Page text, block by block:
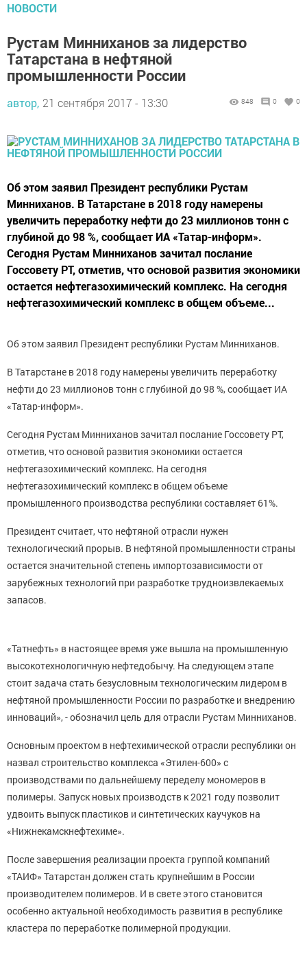
НОВОСТИ
Рустам Минниханов за лидерство
Татарстана в нефтяной
промышленности России
автор, 21 сентября 2017 - 13:30 848 0 0
Об этом заявил Президент республики Рустам
Минниханов. В Татарстане в 2018 году намерены
увеличить переработку нефти до 23 миллионов тонн с
глубиной до 98 %, сообщает ИА «Татар-информ».
Сегодня Рустам Минниханов зачитал послание
Госсовету РТ, отметив, что основой развития экономики
остается нефтегазохимический комплекс. На сегодня
нефтегазохимический комплекс в общем объеме...
Об этом заявил Президент республики Рустам Минниханов.
В Татарстане в 2018 году намерены увеличить переработку
нефти до 23 миллионов тонн с глубиной до 98 %, сообщает ИА
«Татар-информ».
Сегодня Рустам Минниханов зачитал послание Госсовету РТ,
отметив, что основой развития экономики остается
нефтегазохимический комплекс. На сегодня
нефтегазохимический комплекс в общем объеме
промышленного производства республики составляет 61%.
Президент считает, что нефтяной отрасли нужен
технологический прорыв. В нефтяной промышленности страны
остается значительной степень импортозависимости от
зарубежных технологий при разработке трудноизвлекаемых
запасов.
«Татнефть» в настоящее время уже вышла на промышленную
высокотехнологичную нефтедобычу. На следующем этапе
стоит задача стать безусловным технологическим лидером в
нефтяной промышленности России по разработке и внедрению
инноваций», - обозначил цель для отрасли Рустам Минниханов.
Основным проектом в нефтехимической отрасли республики он
назвал строительство комплекса «Этилен-600» с
производствами по дальнейшему переделу мономеров в
полимеры. Запуск новых производств к 2021 году позволит
удвоить выпуск пластиков и синтетических каучуков на
«Нижнекамскнефтехиме».
После завершения реализации проекта группой компаний
«ТАИФ» Татарстан должен стать крупнейшим в России
производителем полимеров. И в свете этого становится
особенно актуальной необходимость развития в республике
кластера по переработке полимерной продукции.